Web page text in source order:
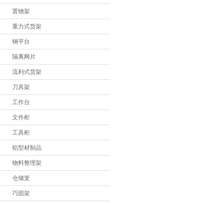
置物架
重力式货架
钢平台
隔离网片
流利式货架
刀具架
工作台
文件柜
工具柜
铝型材制品
物料整理架
仓储笼
巧固架